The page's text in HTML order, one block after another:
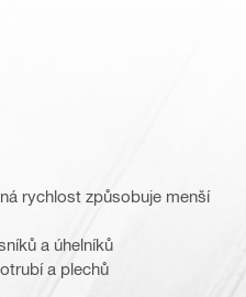
rychlost způsobuje menší
a úhelníků
a plechů